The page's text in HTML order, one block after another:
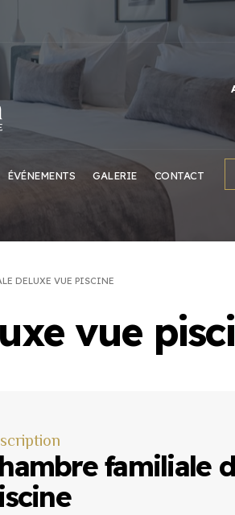
ÉVÉNEMENTS GALERIE CONTACT
DELUXE VUE PISCINE
vue
familiale